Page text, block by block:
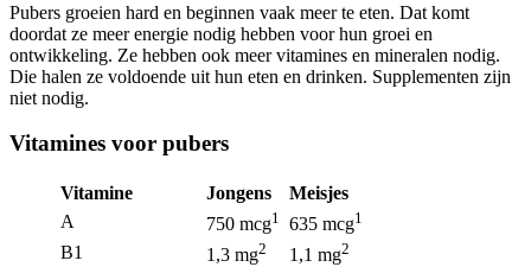
Pubers groeien hard en beginnen vaak meer te eten. Dat komt
doordat ze meer energie nodig hebben voor hun groei en
ontwikkeling. Ze hebben ook meer vitamines en mineralen nodig.
Die halen ze voldoende uit hun eten en drinken. Supplementen zijn
niet nodig.
Vitamines voor pubers
Vitamine Jongens
Meisjes
A
750 mcg1 635 mcg1
B1 1,3 mg2 1,1 mg2